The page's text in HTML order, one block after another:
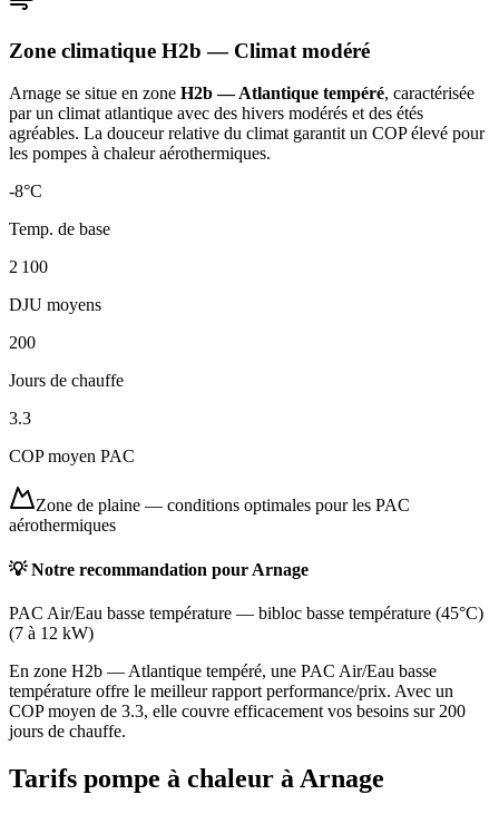
Zone climatique H2b — Climat modéré
Arnage se situe en zone H2b — Atlantique tempéré, caractérisée
par un climat atlantique avec des hivers modérés et des étés
agréables. La douceur relative du climat garantit un COP élevé pour
les pompes à chaleur aérothermiques.
-8°C
Temp. de base
2 100
DJU moyens
200
Jours de chauffe
3.3
COP moyen PAC
Zone de plaine — conditions optimales pour les PAC
aérothermiques
💡 Notre recommandation pour Arnage
PAC Air/Eau basse température — bibloc basse température (45°C)
(7 à 12 kW)
En zone H2b — Atlantique tempéré, une PAC Air/Eau basse
température offre le meilleur rapport performance/prix. Avec un
COP moyen de 3.3, elle couvre efficacement vos besoins sur 200
jours de chauffe.
Tarifs pompe à chaleur à Arnage